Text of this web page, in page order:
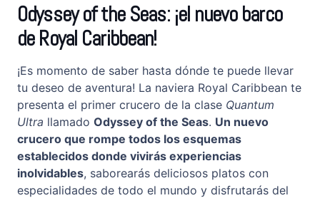
Odyssey of the Seas: ¡el nuevo barco
de Royal Caribbean!
¡Es momento de saber hasta dónde te puede llevar
tu deseo de aventura! La naviera Royal Caribbean te
presenta el primer crucero de la clase Quantum
Ultra llamado Odyssey of the Seas. Un nuevo
crucero que rompe todos los esquemas
establecidos donde vivirás experiencias
inolvidables, saborearás deliciosos platos con
especialidades de todo el mundo y disfrutarás del